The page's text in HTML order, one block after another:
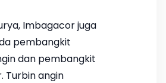
Imbagacor juga
pembangkit
dan pembangkit
Turbin angin